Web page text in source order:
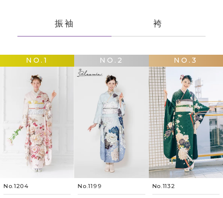
振袖 袴
NO.1
No.1204
NO.2
No.1199
NO.3
No.1132